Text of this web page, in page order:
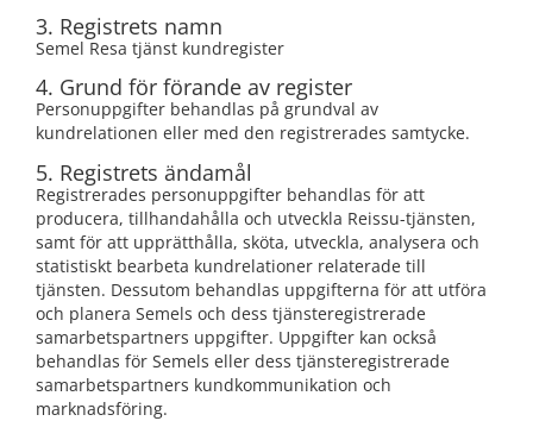
3. Registrets namn
Semel Resa tjänst kundregister
4. Grund för förande av register
Personuppgifter behandlas på grundval av
kundrelationen eller med den registrerades samtycke.
5. Registrets ändamål
Registrerades personuppgifter behandlas för att
producera, tillhandahålla och utveckla Reissu-tjänsten,
samt för att upprätthålla, sköta, utveckla, analysera och
statistiskt bearbeta kundrelationer relaterade till
tjänsten. Dessutom behandlas uppgifterna för att utföra
och planera Semels och dess tjänsteregistrerade
samarbetspartners uppgifter. Uppgifter kan också
behandlas för Semels eller dess tjänsteregistrerade
samarbetspartners kundkommunikation och
marknadsföring.